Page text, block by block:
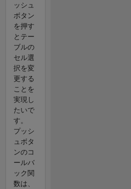
ッシュ
ボタン
を押す
とテー
ブルの
セル選
択を変
更する
ことを
実現し
たいで
す。
プッシ
ュボタ
ンのコ
ールバ
ック関
数は、